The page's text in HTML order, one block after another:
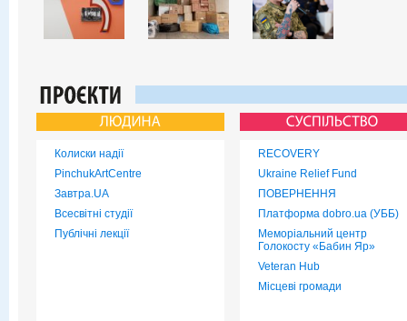
Колиски надії
PinchukArtCentre
Завтра.UA
Всесвітні студії
Публічні лекції
RECOVERY
Ukraine Relief Fund
ПОВЕРНЕННЯ
Платформа dobro.ua (УББ)
Меморіальний центр
Голокосту «Бабин Яр»
Veteran Hub
Місцеві громади